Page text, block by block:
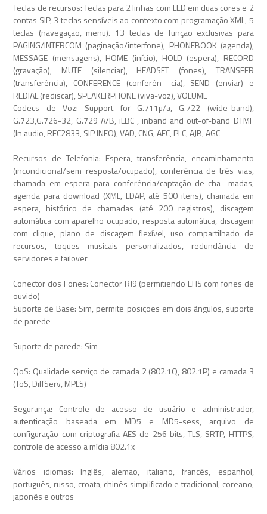
Teclas de recursos: Teclas para 2 linhas com LED em duas cores e 2
contas SIP, 3 teclas sensíveis ao contexto com programação XML, 5
teclas (navegação, menu). 13 teclas de função exclusivas para
PAGING/INTERCOM (paginação/interfone), PHONEBOOK (agenda),
MESSAGE (mensagens), HOME (início), HOLD (espera), RECORD
(gravação), MUTE (silenciar), HEADSET (fones), TRANSFER
(transferência), CONFERENCE (conferên- cia), SEND (enviar) e
REDIAL (rediscar), SPEAKERPHONE (viva-voz), VOLUME
Codecs de Voz: Support for G.711µ/a, G.722 (wide-band),
G.723,G.726-32, G.729 A/B, iLBC , inband and out-of-band DTMF
(In audio, RFC2833, SIP INFO), VAD, CNG, AEC, PLC, AJB, AGC
Recursos de Telefonia: Espera, transferência, encaminhamento
(incondicional/sem resposta/ocupado), conferência de três vias,
chamada em espera para conferência/captação de cha- madas,
agenda para download (XML, LDAP, até 500 itens), chamada em
espera, histórico de chamadas (até 200 registros), discagem
automática com aparelho ocupado, resposta automática, discagem
com clique, plano de discagem flexível, uso compartilhado de
recursos, toques musicais personalizados, redundância de
servidores e failover
Conector dos Fones: Conector RJ9 (permitiendo EHS com fones de
ouvido)
Suporte de Base: Sim, permite posições em dois ângulos, suporte
de parede
Suporte de parede: Sim
QoS: Qualidade serviço de camada 2 (802.1Q, 802.1P) e camada 3
(ToS, DiffServ, MPLS)
Segurança: Controle de acesso de usuário e administrador,
autenticação baseada em MD5 e MD5-sess, arquivo de
configuração com criptografia AES de 256 bits, TLS, SRTP, HTTPS,
controle de acesso a mídia 802.1x
Vários idiomas: Inglês, alemão, italiano, francês, espanhol,
português, russo, croata, chinês simplificado e tradicional, coreano,
japonês e outros